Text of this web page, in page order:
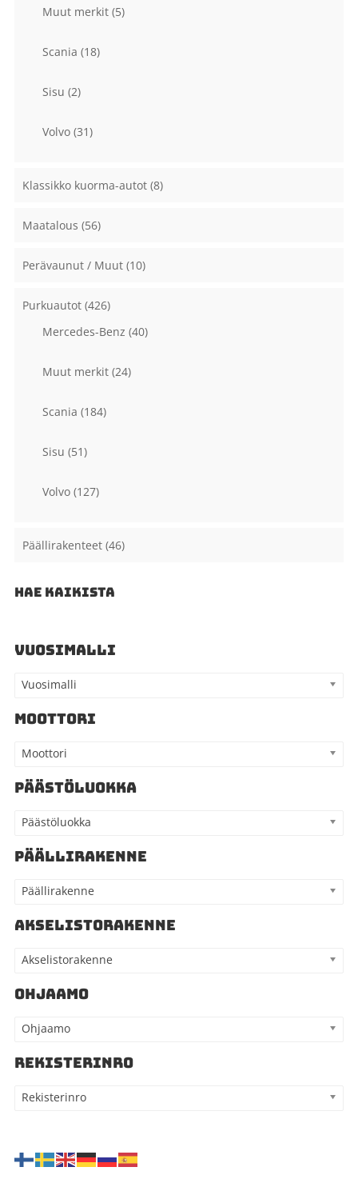
Muut merkit (5)
Scania (18)
Sisu (2)
Volvo (31)
Klassikko kuorma-autot (8)
Maatalous (56)
Perävaunut / Muut (10)
Purkuautot (426)
Mercedes-Benz (40)
Muut merkit (24)
Scania (184)
Sisu (51)
Volvo (127)
Päällirakenteet (46)
HAE KAIKISTA
VUOSIMALLI
Vuosimalli
MOOTTORI
Moottori
PÄÄSTÖLUOKKA
Päästöluokka
PÄÄLLIRAKENNE
Päällirakenne
AKSELISTORAKENNE
Akselistorakenne
OHJAAMO
Ohjaamo
REKISTERINRO
Rekisterinro